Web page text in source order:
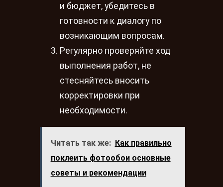
и бюджет, убедитесь в
готовности к диалогу по
возникающим вопросам.
Регулярно проверяйте ход
выполнения работ, не
стесняйтесь вносить
корректировки при
необходимости.
Читать так же: Как правильно
поклеить фотообои основные
советы и рекомендации